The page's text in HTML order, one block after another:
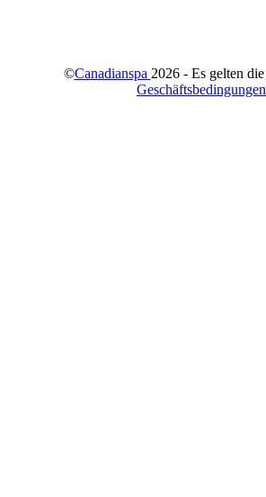
©Canadianspa 2026 - Es gelten die
Geschäftsbedingungen